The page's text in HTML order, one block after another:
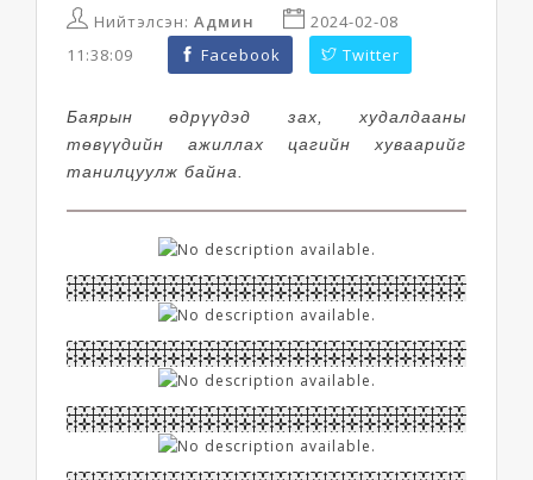
Нийтэлсэн: Админ
2024-02-08
11:38:09
Facebook Twitter
Баярын өдрүүдэд зах, худалдааны
төвүүдийн ажиллах цагийн хуваарийг
танилцуулж байна.